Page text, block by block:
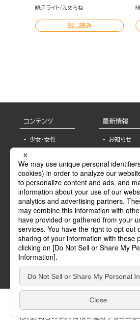
暁月ライト えめらね
試し読み
コンテンツ
少女・女性
BL
ライトノベル
青年・一般
グラビア・写真
モーター誌
SPECIAL
Sublicense
最新情報
お知らせ
報
書店様へ
海外ライセ
公式SNSア
ント
作家一覧
Keyword
Author list
ぶんか社が運営するサイトでは、利便
は、訪問者の個人情報を追跡することは